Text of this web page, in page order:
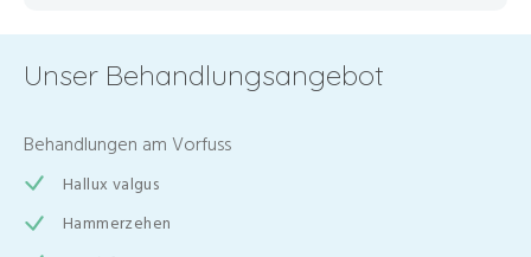
Unser Behandlungsangebot
Behandlungen am Vorfuss
Hallux valgus
Hammerzehen